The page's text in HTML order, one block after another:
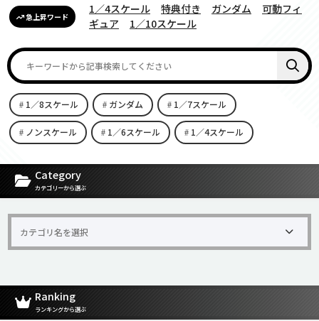
急上昇ワード
1／4スケール 特典付き ガンダム
可動フィ
ギュア
1／10スケール
1／8スケール ガンダム 1／7スケール
ノンスケール 1／6スケール 1／4スケール
[carousel-horizontal-posts-content-slider id=9342]
Category
カテゴリーから選ぶ
Ranking
ランキングから選ぶ